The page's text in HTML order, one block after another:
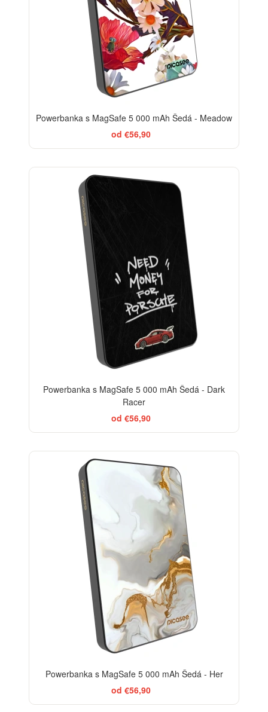
Powerbanka s MagSafe 5 000 mAh Šedá - Meadow
od €56,90
Powerbanka s MagSafe 5 000 mAh Šedá - Dark
Racer
od €56,90
Powerbanka s MagSafe 5 000 mAh Šedá - Her
od €56,90